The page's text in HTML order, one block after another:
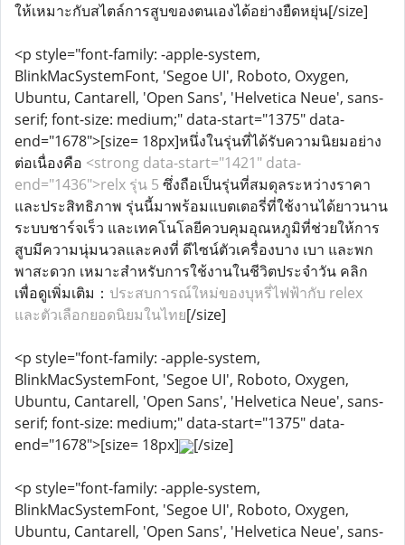
ให้เหมาะกับสไตล์การสูบของตนเองได้อย่างยืดหยุ่น[/size]
<p style="font-family: -apple-system,
BlinkMacSystemFont, 'Segoe UI', Roboto, Oxygen,
Ubuntu, Cantarell, 'Open Sans', 'Helvetica Neue', sans-
serif; font-size: medium;" data-start="1375" data-
end="1678">[size= 18px]หนึ่งในรุ่นที่ได้รับความนิยมอย่าง
ต่อเนื่องคือ <strong data-start="1421" data-
end="1436">relx รุ่น 5 ซึ่งถือเป็นรุ่นที่สมดุลระหว่างราคา
และประสิทธิภาพ รุ่นนี้มาพร้อมแบตเตอรี่ที่ใช้งานได้ยาวนาน
ระบบชาร์จเร็ว และเทคโนโลยีควบคุมอุณหภูมิที่ช่วยให้การ
สูบมีความนุ่มนวลและคงที่ ดีไซน์ตัวเครื่องบาง เบา และพก
พาสะดวก เหมาะสำหรับการใช้งานในชีวิตประจำวัน คลิก
เพื่อดูเพิ่มเติม： ประสบการณ์ใหม่ของบุหรี่ไฟฟ้ากับ relex
และตัวเลือกยอดนิยมในไทย[/size]
<p style="font-family: -apple-system,
BlinkMacSystemFont, 'Segoe UI', Roboto, Oxygen,
Ubuntu, Cantarell, 'Open Sans', 'Helvetica Neue', sans-
serif; font-size: medium;" data-start="1375" data-
end="1678">[size= 18px]
[/size]
<p style="font-family: -apple-system,
BlinkMacSystemFont, 'Segoe UI', Roboto, Oxygen,
Ubuntu, Cantarell, 'Open Sans', 'Helvetica Neue', sans-